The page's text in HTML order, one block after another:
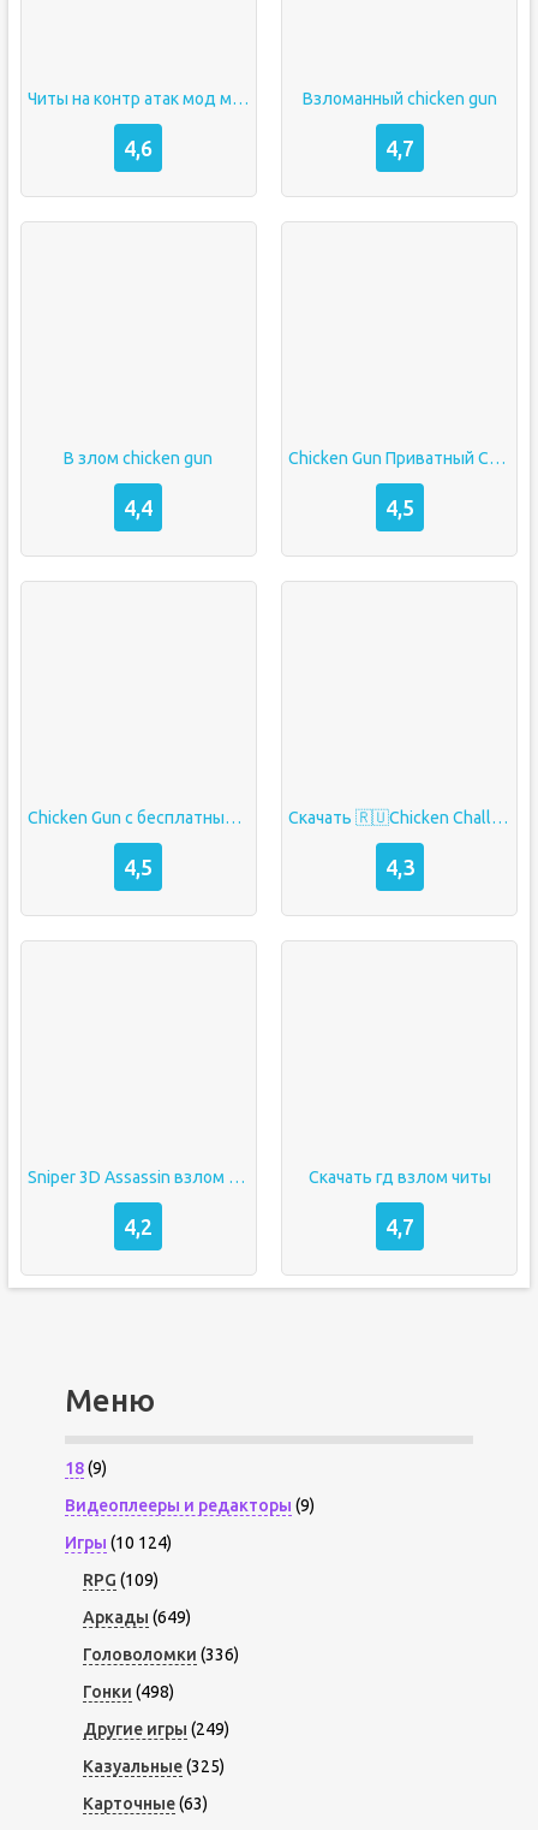
Читы на контр атак мод меню
4,6
Взломанный chicken gun
4,7
В злом chicken gun
4,4
Chicken Gun Приватный Сервер
4,5
Chicken Gun с бесплатными покупками валюты
4,5
Скачать 🇷🇺Chicken Challenge бесплатно на андроид
4,3
Sniper 3D Assassin взлом Много денег мод меню
4,2
Скачать гд взлом читы
4,7
Меню
18(9)
Видеоплееры и редакторы (9)
Игры (10 124)
RPG (109)
Аркады (649)
Головоломки (336)
Гонки (498)
Другие игры (249)
Казуальные(325)
Карточные(63)